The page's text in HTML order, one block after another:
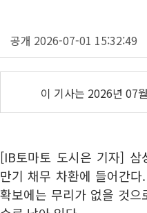
공개 2026-07-01 15:32:49
이 기사는 2026년 07
[IB토마토 도시은 기자] 삼
만기 채무 차환에 들어간
확보에는 무리가 없을 것